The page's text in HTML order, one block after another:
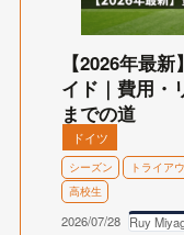
【2026年最
イド｜費用・
までの道
ドイツ
シーズン トライア
高校生
2026/07/28 Ruy